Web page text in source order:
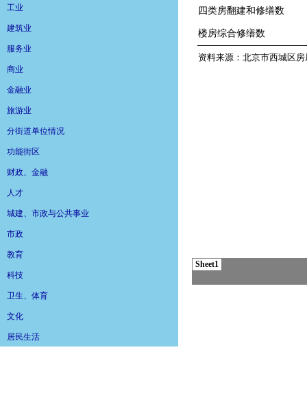
工业
建筑业
服务业
商业
金融业
旅游业
分街道单位情况
功能街区
财政、金融
人才
城建、市政与公共事业
市政
教育
科技
卫生、体育
文化
居民生活